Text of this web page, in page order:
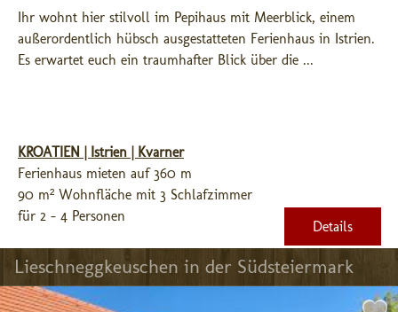
Ihr wohnt hier stilvoll im Pepihaus mit Meerblick, einem
außerordentlich hübsch ausgestatteten Ferienhaus in Istrien.
Es erwartet euch ein traumhafter Blick über die ...
KROATIEN | Istrien | Kvarner
Ferienhaus mieten auf 360 m
90 m² Wohnfläche mit 3 Schlafzimmer
für 2 - 4 Personen
Details
Lieschneggkeuschen in der Südsteiermark